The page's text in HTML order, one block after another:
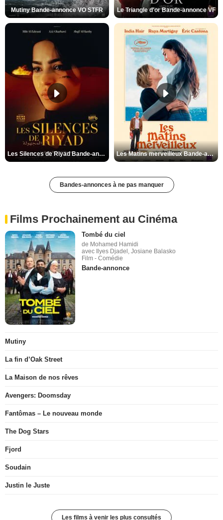
Mutiny Bande-annonce VO STFR Le Triangle d'or Bande-annonce VF
Les Silences de Riyad Bande-annonce VO STFR Les Matins merveilleux Bande-annonce VF
Bandes-annonces à ne pas manquer
Films Prochainement au Cinéma
Tombé du ciel
de Mohamed Hamidi
avec Ilyes Djadel, Josiane Balasko
Film - Comédie
Bande-annonce
Mutiny
La fin d’Oak Street
La Maison de nos rêves
Avengers: Doomsday
Fantômas – Le nouveau monde
The Dog Stars
Fjord
Soudain
Justin le Juste
Les films à venir les plus consultés